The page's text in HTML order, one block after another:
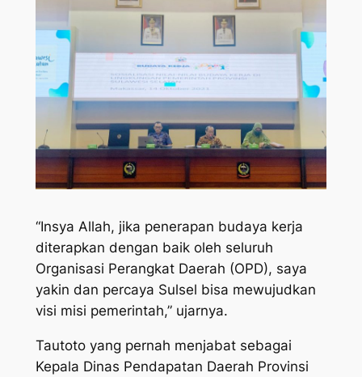
“Insya Allah, jika penerapan budaya kerja
diterapkan dengan baik oleh seluruh
Organisasi Perangkat Daerah (OPD), saya
yakin dan percaya Sulsel bisa mewujudkan
visi misi pemerintah,” ujarnya.
Tautoto yang pernah menjabat sebagai
Kepala Dinas Pendapatan Daerah Provinsi